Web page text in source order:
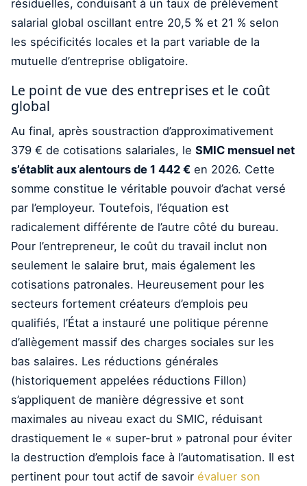
résiduelles, conduisant à un taux de prélèvement
salarial global oscillant entre 20,5 % et 21 % selon
les spécificités locales et la part variable de la
mutuelle d’entreprise obligatoire.
Le point de vue des entreprises et le coût
global
Au final, après soustraction d’approximativement
379 € de cotisations salariales, le SMIC mensuel net
s’établit aux alentours de 1 442 € en 2026. Cette
somme constitue le véritable pouvoir d’achat versé
par l’employeur. Toutefois, l’équation est
radicalement différente de l’autre côté du bureau.
Pour l’entrepreneur, le coût du travail inclut non
seulement le salaire brut, mais également les
cotisations patronales. Heureusement pour les
secteurs fortement créateurs d’emplois peu
qualifiés, l’État a instauré une politique pérenne
d’allègement massif des charges sociales sur les
bas salaires. Les réductions générales
(historiquement appelées réductions Fillon)
s’appliquent de manière dégressive et sont
maximales au niveau exact du SMIC, réduisant
drastiquement le « super-brut » patronal pour éviter
la destruction d’emplois face à l’automatisation. Il est
pertinent pour tout actif de savoir évaluer son